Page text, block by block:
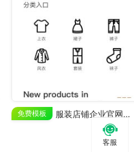
免费模板 服装店铺企业官网业务展示

客服